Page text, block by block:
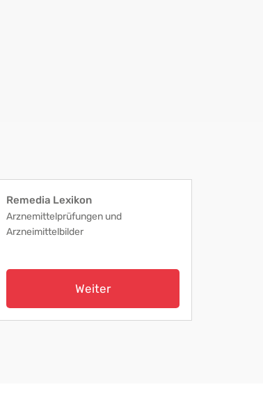
Remedia Lexikon
Arznemittelprüfungen und
Arzneimittelbilder
Weiter